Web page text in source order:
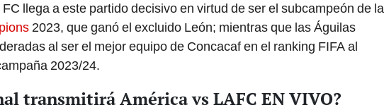
llega a este partido decisivo en virtud de ser el subcampeón de la
2023, que ganó el excluido León; mientras que las Águilas
al ser el mejor equipo de Concacaf en el ranking FIFA al
2023/24.
transmitirá América vs LAFC EN VIVO?